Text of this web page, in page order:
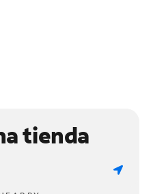
tienda